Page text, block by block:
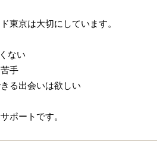
東京は大切にしています。
ない
手
る出会いは欲しい
ポートです。